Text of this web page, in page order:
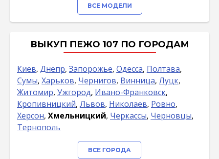
ВСЕ МОДЕЛИ
ВЫКУП ПЕЖО 107 ПО ГОРОДАМ
Киев, Днепр, Запорожье, Одесса, Полтава,
Сумы, Харьков, Чернигов, Винница, Луцк,
Житомир, Ужгород, Ивано-Франковск,
Кропивницкий, Львов, Николаев, Ровно,
Херсон, Хмельницкий, Черкассы, Черновцы,
Тернополь
ВСЕ ГОРОДА